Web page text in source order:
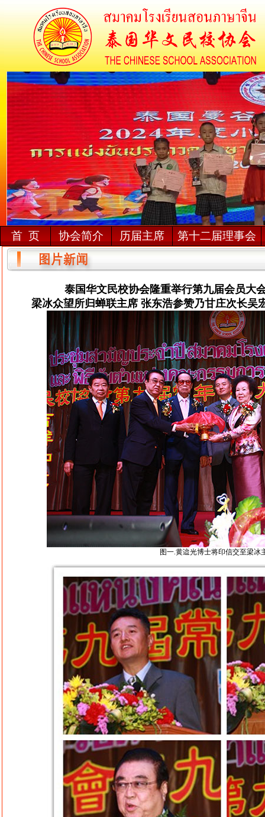
首 页 协会简介 历届主席 第十二届理事会
泰国华文民校协会隆重举行第九届会员大
梁冰众望所归蝉联主席 张东浩参赞乃甘庄次长吴
图一.黄迨光博士将印信交至梁冰